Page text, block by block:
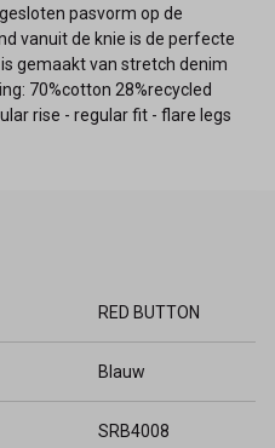
pasvorm op de
vanuit de knie is de perfecte
gemaakt van stretch denim
70%cotton 28%recycled
rise - regular fit - flare legs
RED BUTTON
Blauw
SRB4008